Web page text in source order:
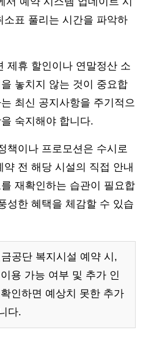
소표 풀리는 시간을 파악하
제휴 할인이나 연말정산 소
놓치지 않는 것이 중요합
최신 공지사항을 주기적으
숙지해야 합니다.
책이나 프로모션은 수시로
약 전 해당 시설의 직접 안내
재확인하는 습관이 필요합
성한 혜택을 체감할 수 있습
공단 복지시설 예약 시,
용 가능 여부 및 추가 인
인하면 예상치 못한 추가
다.